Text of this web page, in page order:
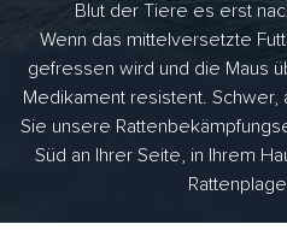
Blut der Tiere es erst
Wenn das mittelversetzte
gefressen wird und die Maus
Medikament resistent. Schwer,
Sie unsere
Süd an Ihrer Seite, in Ihrem